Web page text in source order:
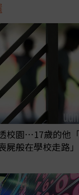
校園⋯17歲的他
屍般在學校走路」